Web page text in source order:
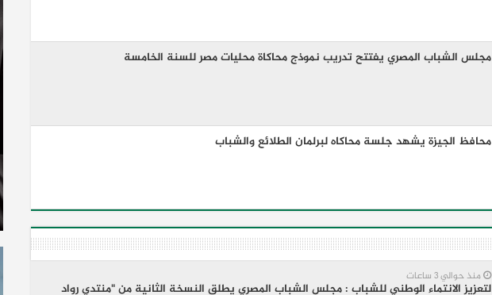
مجلس الشباب المصري يفتتح تدريب نموذج محاكاة محليات مصر للسنة الخامسة
محافظ الجيزة يشهد جلسة محاكاه لبرلمان الطلائع والشباب
منذ حوالي 3 ساعات
لتعزيز الانتماء الوطني للشباب : مجلس الشباب المصري يطلق النسخة الثانية من "منتدي رواد